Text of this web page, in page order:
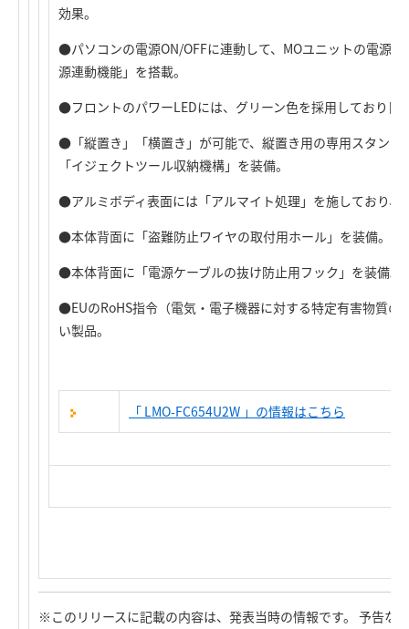
効果。
●パソコンの電源ON/OFFに連動して、MOユニットの電源
源連動機能」を搭載。
●フロントのパワーLEDには、グリーン色を採用しており目
●「縦置き」「横置き」が可能で、縦置き用の専用スタンド
「イジェクトツール収納機構」を装備。
●アルミボディ表面には「アルマイト処理」を施しており、
●本体背面に「盗難防止ワイヤの取付用ホール」を装備。
●本体背面に「電源ケーブルの抜け防止用フック」を装備。
●EUのRoHS指令（電気・電子機器に対する特定有害物質の
い製品。
「 LMO-FC654U2W 」の情報はこちら
※このリリースに記載の内容は、発表当時の情報です。 予告な